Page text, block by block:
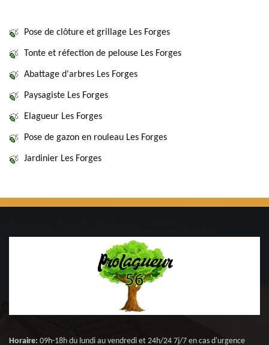
Pose de clôture et grillage Les Forges
Tonte et réfection de pelouse Les Forges
Abattage d'arbres Les Forges
Paysagiste Les Forges
Elagueur Les Forges
Pose de gazon en rouleau Les Forges
Jardinier Les Forges
Horaire: 09h-18h du lundi au vendredi et 24h/24 7j/7 en cas d'urgence